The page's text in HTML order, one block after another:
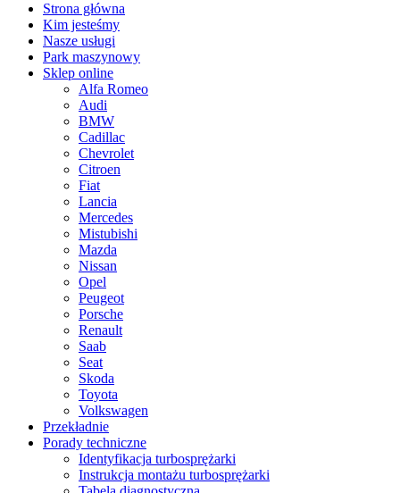
Strona główna
Kim jesteśmy
Nasze usługi
Park maszynowy
Sklep online
Alfa Romeo
Audi
BMW
Cadillac
Chevrolet
Citroen
Fiat
Lancia
Mercedes
Mistubishi
Mazda
Nissan
Opel
Peugeot
Porsche
Renault
Saab
Seat
Skoda
Toyota
Volkswagen
Przekładnie
Porady techniczne
Identyfikacja turbosprężarki
Instrukcja montażu turbosprężarki